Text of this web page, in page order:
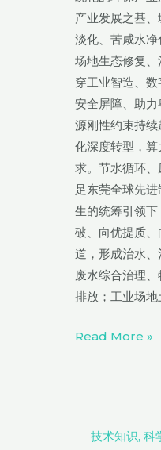
产业发展之基
淡化、苦咸水
场地生态修复
穿工业智造、
安全屏障、助
源刚性约束持
化深度转型，
求。节水循环
足东莞全球先
生的统筹引领
破、向优提质
道，形成治水
废水综合治理
排放；工业场
智
——
东
莞
能
备
产
促
进
《环
Read More »
技术知识, 科